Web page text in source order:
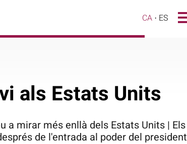
CA ES
als Estats Units
a mirar més enllà dels Estats Units | Els
de l'entrada al poder del president